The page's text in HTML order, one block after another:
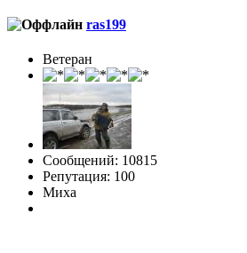
ras199
Ветеран
Сообщений: 10815
Репутация: 100
Миха